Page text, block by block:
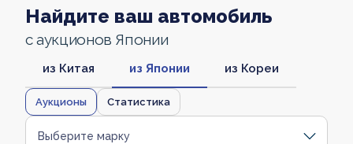
Найдите ваш автомобиль
с аукционов Японии
из Китая из Японии из Кореи
Аукционы Статистика
Выберите марку